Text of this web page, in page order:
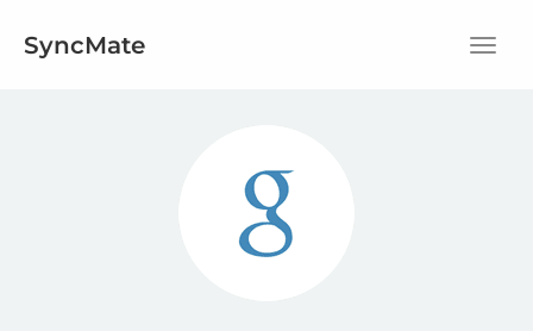
Menu
SyncMate